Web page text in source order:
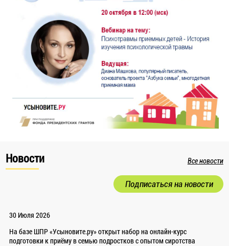
Новости Все новости
Подписаться на новости
30 Июля 2026
На базе ШПР «Усыновите.ру» открыт набор на онлайн-курс
подготовки к приёму в семью подростков с опытом сиротства